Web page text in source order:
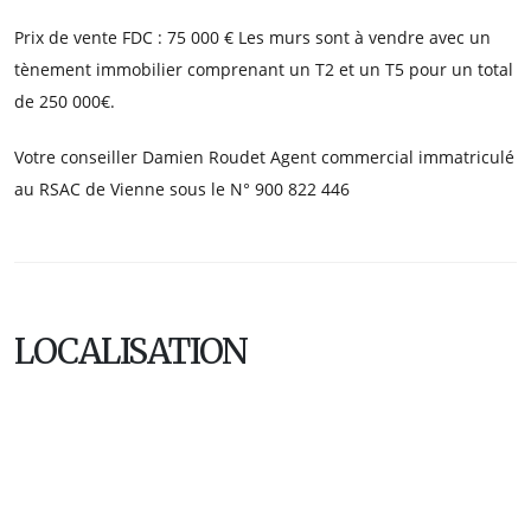
Prix de vente FDC : 75 000 € Les murs sont à vendre avec un
tènement immobilier comprenant un T2 et un T5 pour un total
de 250 000€.
Votre conseiller Damien Roudet Agent commercial immatriculé
au RSAC de Vienne sous le N° 900 822 446
LOCALISATION